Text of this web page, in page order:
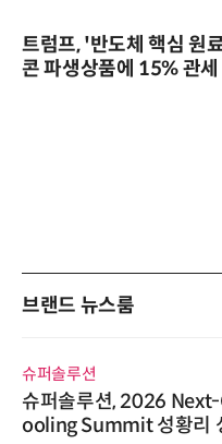
트럼프, '반도체 핵심 원
콘 파생상품에 15% 관세
브랜드 뉴스룸
슈퍼솔루션
슈퍼솔루션, 2026
ooling Summit 성황리